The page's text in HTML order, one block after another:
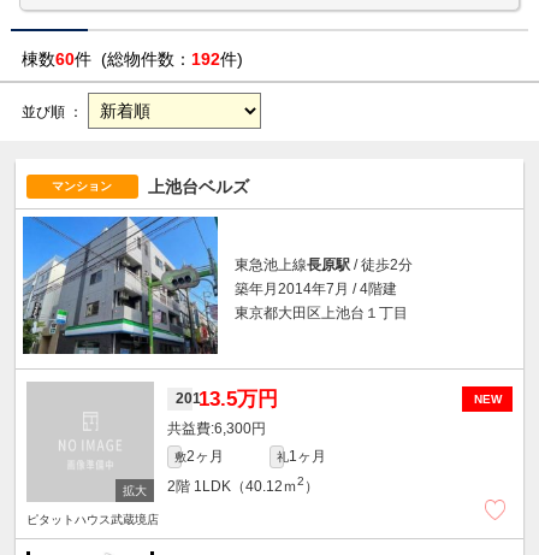
棟数60件 (総物件数： 192件)
並び順 ：
マンション 上池台ベルズ
東急池上線長原駅 / 徒歩2分
築年月2014年7月 / 4階建
東京都大田区上池台１丁目
NEW
20113.5万円
6,300円
敷2ヶ月 礼1ヶ月
2階 1LDK（40.12ｍ2 ）
ピタットハウス武蔵境店